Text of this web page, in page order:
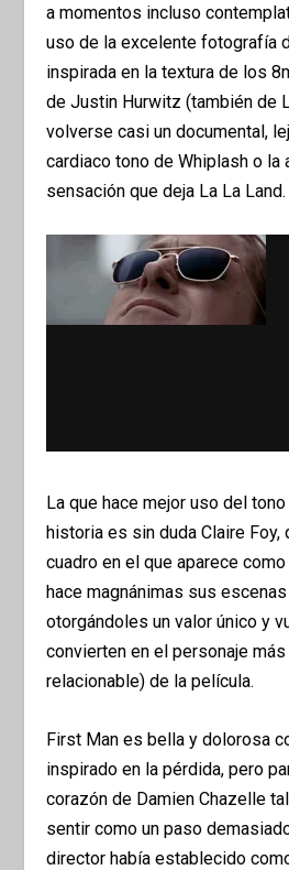
a momentos incluso
uso de la excelente fotografía
inspirada en la textura de los
de Justin Hurwitz (también de
volverse casi un documental,
cardiaco tono de Whiplash o la
sensación que deja La La Land.
La que hace mejor uso del
historia es sin duda Claire Foy,
cuadro en el que aparece
hace magnánimas sus
otorgándoles un valor único y
convierten en el personaje
relacionable) de la película.
First Man es bella y dolorosa
inspirado en la pérdida, pero
corazón de Damien Chazelle
sentir como un paso
director había establecido